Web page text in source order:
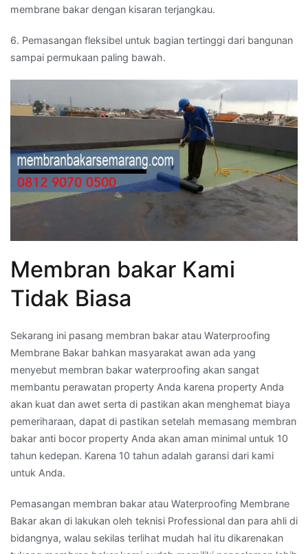
membrane bakar dengan kisaran terjangkau.
6. Pemasangan fleksibel untuk bagian tertinggi dari bangunan
sampai permukaan paling bawah.
Membran bakar Kami
Tidak Biasa
Sekarang ini pasang membran bakar atau Waterproofing
Membrane Bakar bahkan masyarakat awan ada yang
menyebut membran bakar waterproofing akan sangat
membantu perawatan property Anda karena property Anda
akan kuat dan awet serta di pastikan akan menghemat biaya
pemeriharaan, dapat di pastikan setelah memasang membran
bakar anti bocor property Anda akan aman minimal untuk 10
tahun kedepan. Karena 10 tahun adalah garansi dari kami
untuk Anda.
Pemasangan membran bakar atau Waterproofing Membrane
Bakar akan di lakukan oleh teknisi Professional dan para ahli di
bidangnya, walau sekilas terlihat mudah hal itu dikarenakan